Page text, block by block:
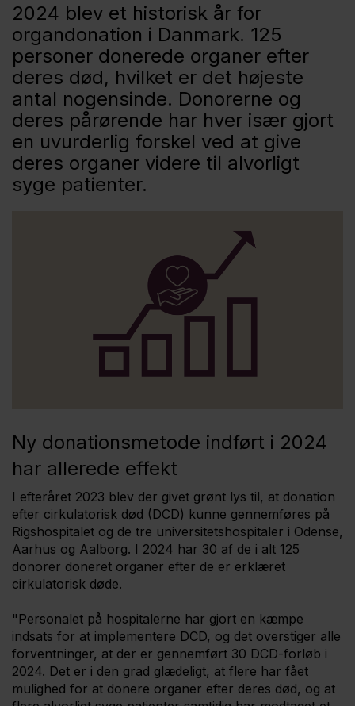
2024 blev et historisk år for
organdonation i Danmark. 125
personer donerede organer efter
deres død, hvilket er det højeste
antal nogensinde. Donorerne og
deres pårørende har hver især gjort
en uvurderlig forskel ved at give
deres organer videre til alvorligt
syge patienter.
Ny donationsmetode indført i 2024
har allerede effekt
I efteråret 2023 blev der givet grønt lys til, at donation
efter cirkulatorisk død (DCD) kunne gennemføres på
Rigshospitalet og de tre universitetshospitaler i Odense,
Aarhus og Aalborg. I 2024 har 30 af de i alt 125
donorer doneret organer efter de er erklæret
cirkulatorisk døde.
"Personalet på hospitalerne har gjort en kæmpe
indsats for at implementere DCD, og det overstiger alle
forventninger, at der er gennemført 30 DCD-forløb i
2024. Det er i den grad glædeligt, at flere har fået
mulighed for at donere organer efter deres død, og at